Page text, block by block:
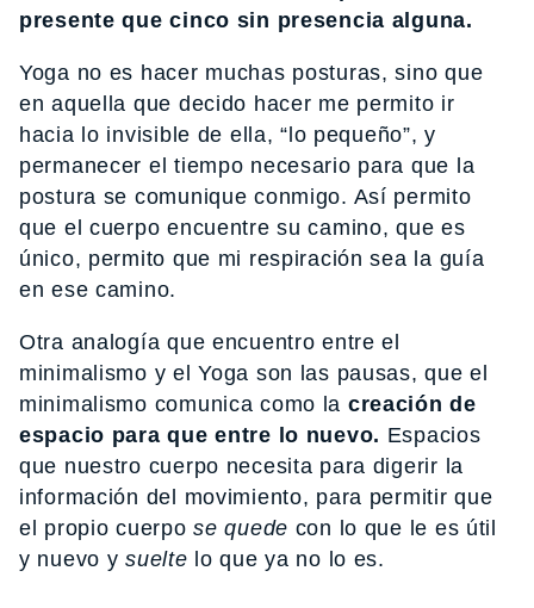
presente que cinco sin presencia alguna.
Yoga no es hacer muchas posturas, sino que
en aquella que decido hacer me permito ir
hacia lo invisible de ella, “lo pequeño”, y
permanecer el tiempo necesario para que la
postura se comunique conmigo. Así permito
que el cuerpo encuentre su camino, que es
único, permito que mi respiración sea la guía
en ese camino.
Otra analogía que encuentro entre el
minimalismo y el Yoga son las pausas, que el
minimalismo comunica como la creación de
espacio para que entre lo nuevo. Espacios
que nuestro cuerpo necesita para digerir la
información del movimiento, para permitir que
el propio cuerpose quede con lo que le es útil
y nuevo ysuelte lo que ya no lo es.